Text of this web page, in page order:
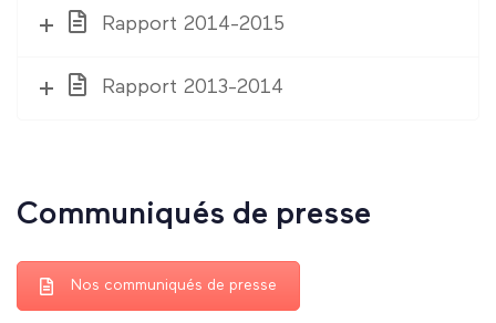
Rapport 2014-2015
Rapport 2013-2014
Communiqués de presse
Nos communiqués de presse